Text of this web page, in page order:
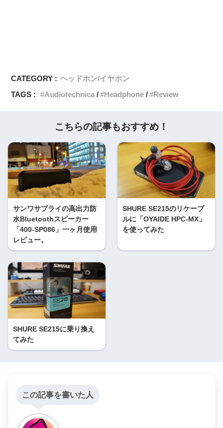
CATEGORY : ヘッドホン/イヤホン
TAGS :
Audiotechnica Headphone Review
こちらの記事もおすすめ！
サンワサプライの高出力防
水Bluetoothスピーカー
「400-SP086」一ヶ月使用
レビュー。
SHURE SE215のリケーブ
ルに「OYAIDE HPC-MX」
を使ってみた
SHURE SE215に乗り換え
てみた
この記事を書いた人